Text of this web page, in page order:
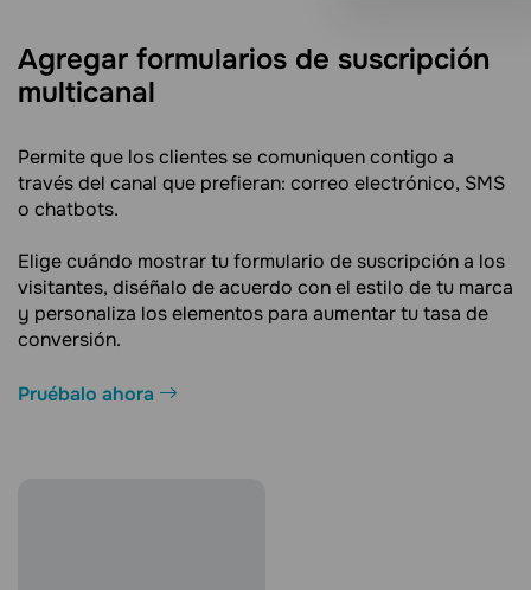
Agregar formularios de suscripción
multicanal
Permite que los clientes se comuniquen contigo a
través del canal que prefieran: correo electrónico, SMS
o chatbots.
Elige cuándo mostrar tu formulario de suscripción a los
visitantes, diséñalo de acuerdo con el estilo de tu marca
y personaliza los elementos para aumentar tu tasa de
conversión.
Pruébalo ahora